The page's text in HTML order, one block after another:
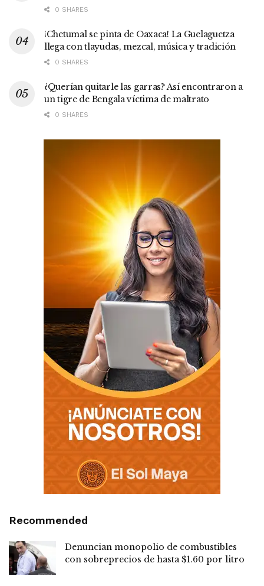
0 SHARES
¡Chetumal se pinta de Oaxaca! La Guelaguetza
llega con tlayudas, mezcal, música y tradición
0 SHARES
¿Querían quitarle las garras? Así encontraron a
un tigre de Bengala víctima de maltrato
0 SHARES
Recommended
Denuncian monopolio de combustibles
con sobreprecios de hasta $1.60 por litro